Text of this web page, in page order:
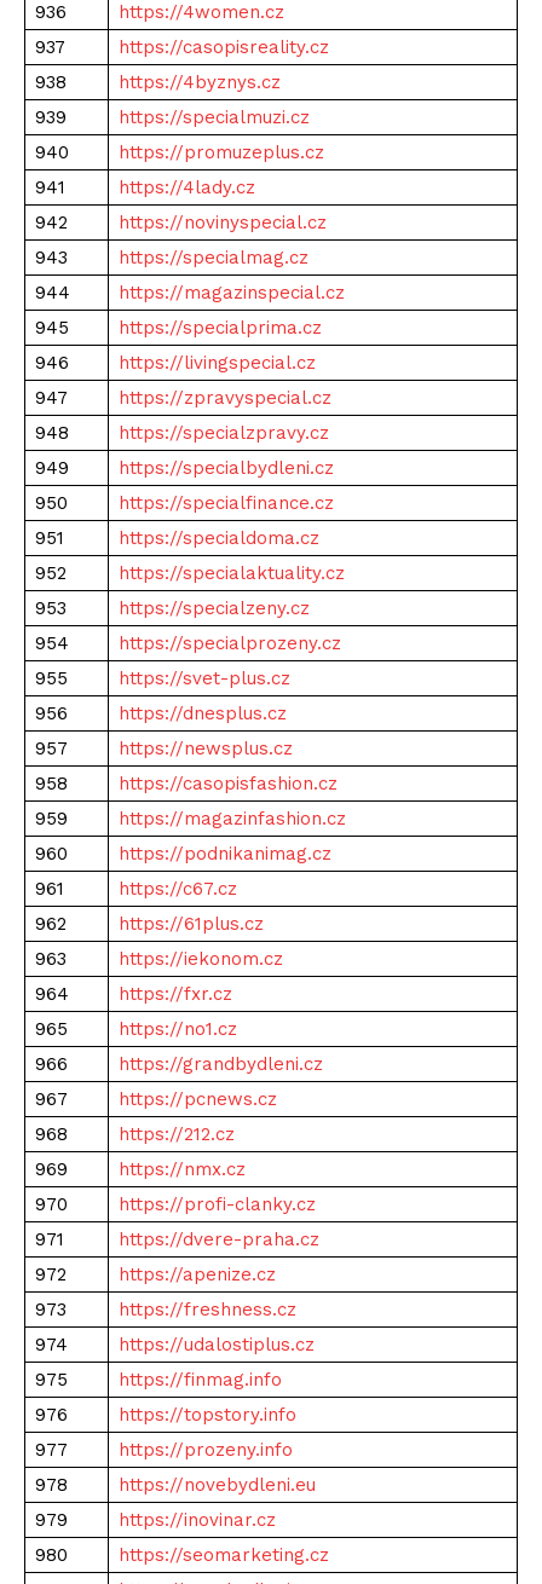
936
https://4women.cz
937
https://casopisreality.cz
938
https://4byznys.cz
939
https://specialmuzi.cz
940
https://promuzeplus.cz
941
https://4lady.cz
942
https://novinyspecial.cz
943
https://specialmag.cz
944
https://magazinspecial.cz
945
https://specialprima.cz
946
https://livingspecial.cz
947
https://zpravyspecial.cz
948
https://specialzpravy.cz
949
https://specialbydleni.cz
950
https://specialfinance.cz
951
https://specialdoma.cz
952
https://specialaktuality.cz
953
https://specialzeny.cz
954
https://specialprozeny.cz
955
https://svet-plus.cz
956
https://dnesplus.cz
957
https://newsplus.cz
958
https://casopisfashion.cz
959
https://magazinfashion.cz
960
https://podnikanimag.cz
961
https://c67.cz
962
https://61plus.cz
963
https://iekonom.cz
964
https://fxr.cz
965
https://no1.cz
966
https://grandbydleni.cz
967
https://pcnews.cz
968
https://212.cz
969
https://nmx.cz
970
https://profi-clanky.cz
971
https://dvere-praha.cz
972
https://apenize.cz
973
https://freshness.cz
974
https://udalostiplus.cz
975
https://finmag.info
976
https://topstory.info
977
https://prozeny.info
978
https://novebydleni.eu
979
https://inovinar.cz
980
https://seomarketing.cz